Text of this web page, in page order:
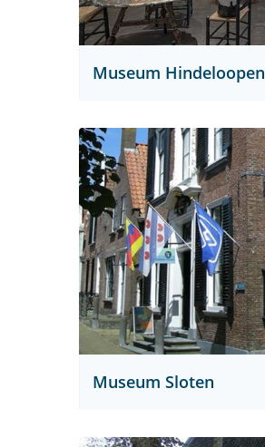
Museum Hindeloopen
Museum Sloten